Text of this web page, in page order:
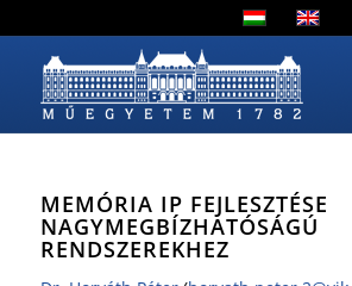
MEMÓRIA IP FEJLESZTÉSE
NAGYMEGBÍZHATÓSÁGÚ
RENDSZEREKHEZ